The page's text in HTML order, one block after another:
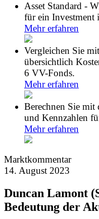
Asset Standard -
für ein Investment
Mehr erfahren
Vergleichen Sie
übersichtlich
6 VV-Fonds.
Mehr erfahren
Berechnen Sie
und Kennzahlen
Mehr erfahren
Marktkommentar
14. August 2023
Duncan Lamont
Bedeutung der